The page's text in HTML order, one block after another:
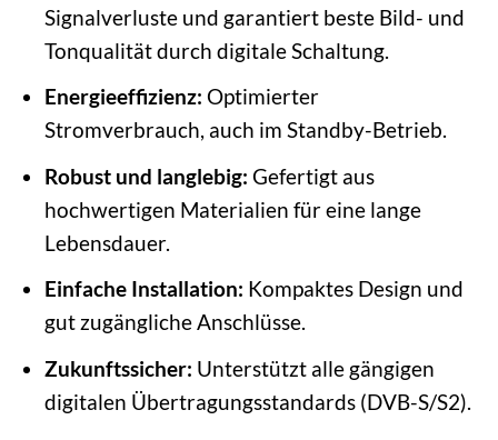
Signalverluste und garantiert beste Bild- und
Tonqualität durch digitale Schaltung.
Energieeffizienz: Optimierter
Stromverbrauch, auch im Standby-Betrieb.
Robust und langlebig: Gefertigt aus
hochwertigen Materialien für eine lange
Lebensdauer.
Einfache Installation: Kompaktes Design und
gut zugängliche Anschlüsse.
Zukunftssicher: Unterstützt alle gängigen
digitalen Übertragungsstandards (DVB-S/S2).